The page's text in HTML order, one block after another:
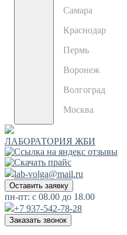
Самара
Краснодар
Пермь
Воронеж
Волгоград
Москва
ЛАБОРАТОРИЯ ЖБИ
lab-volga@mail.ru
Оставить заявку
пн-пт: с 08.00 до 18.00
+7 937-542-78-28
Заказать звонок